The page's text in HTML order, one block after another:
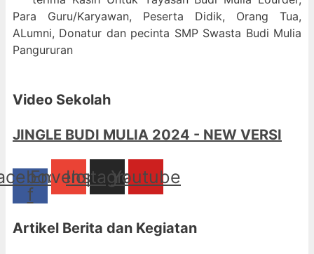
Para Guru/Karyawan, Peserta Didik, Orang Tua,
ALumni, Donatur dan pecinta SMP Swasta Budi Mulia
Pangururan
Video Sekolah
JINGLE BUDI MULIA 2024 - NEW VERSI
f
Envelope
Instagram
Youtube
Artikel Berita dan Kegiatan